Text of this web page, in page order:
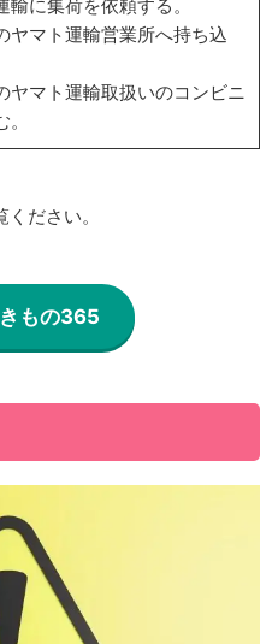
輸に集荷を依頼する。
ヤマト運輸営業所へ持ち込
ヤマト運輸取扱いのコンビニ
ださい。
きもの365